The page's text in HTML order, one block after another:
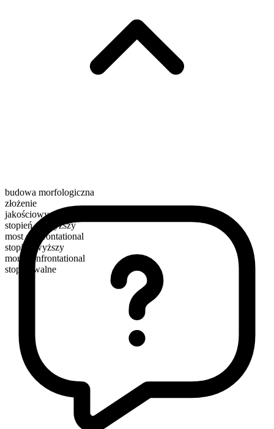
budowa morfologiczna
złożenie
jakościowy
stopień najwyższy
most confrontational
stopień wyższy
more confrontational
stopniowalne